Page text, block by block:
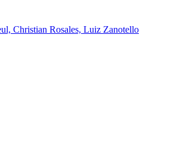
Christian Rosales, Luiz Zanotello